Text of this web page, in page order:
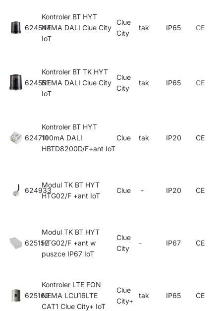
624544
Kontroler BT HYT
NEMA DALI Clue City
IoT
Clue
City
tak IP65 CE
624551
Kontroler BT TK HYT
NEMA DALI Clue City
IoT
Clue
City
tak IP65 CE
624711
Kontroler BT HYT
100mA DALI
HBTD8200D/F+ant IoT
Clue tak IP20 CE
624933
Modul TK BT HYT
HTG02/F +ant IoT
Clue - IP20 CE
625152
Modul TK BT HYT
HTG02/F +ant w
puszce IP67 IoT
Clue
City
- IP67 CE
625169
Kontroler LTE FON
NEMA LCU16LTE
CAT1 Clue City+ IoT
Clue
City+
tak IP65 CE